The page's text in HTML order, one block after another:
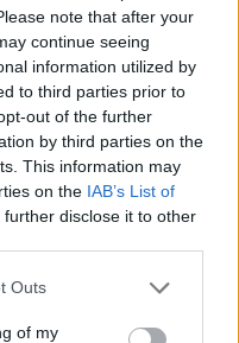
note that after your
continue seeing
information utilized by
to third parties prior to
out of the further
by third parties on the
This information may
on the IAB’s List of
further disclose it to other
Outs
of my
–
10-01
mot en
som misstänkt för